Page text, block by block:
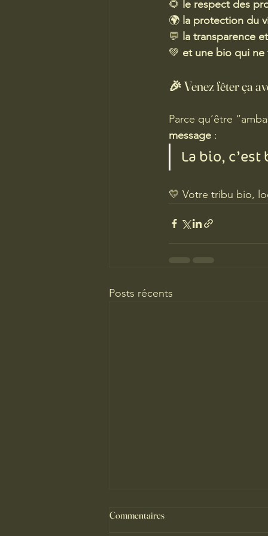
🌻 le respect des
🌍 la protection du
💬 la transparence
💚 et une bio qui ne
🎉 Venez fêter ça
Parce qu’être
message :
La bio,
💛 Votre tribu bio,
Posts récents
Commentaires